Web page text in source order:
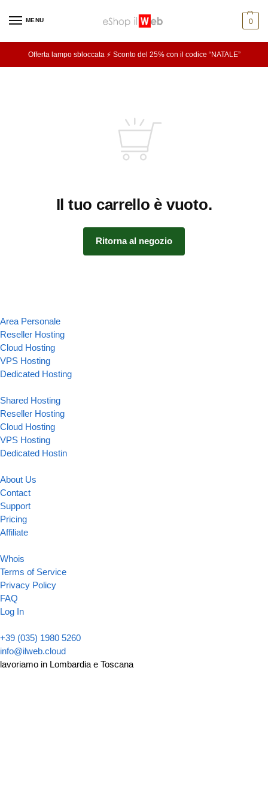
MENU 0
Offerta lampo sbloccata ⚡ Sconto del 25% con il codice “NATALE”
Il tuo carrello è vuoto.
Ritorna al negozio
Area Personale
Reseller Hosting
Cloud Hosting
VPS Hosting
Dedicated Hosting
Shared Hosting
Reseller Hosting
Cloud Hosting
VPS Hosting
Dedicated Hostin
About Us
Contact
Support
Pricing
Affiliate
Whois
Terms of Service
Privacy Policy
FAQ
Log In
+39 (035) 1980 5260
info@ilweb.cloud
lavoriamo in Lombardia e Toscana